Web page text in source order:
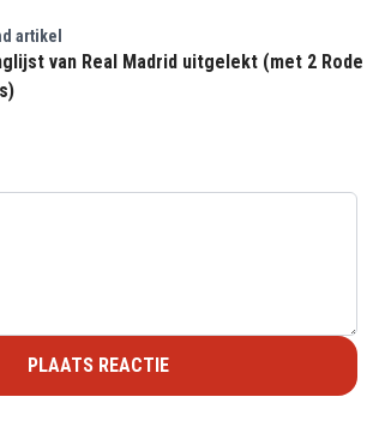
artikel
van Real Madrid uitgelekt (met 2 Rode
PLAATS REACTIE